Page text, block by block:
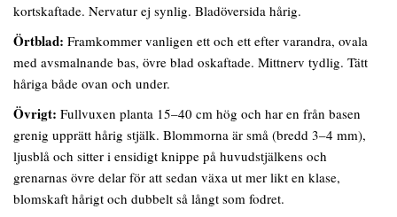
kortskaftade. Nervatur ej synlig. Bladöversida hårig.
Örtblad: Framkommer vanligen ett och ett efter varandra, ovala
med avsmalnande bas, övre blad oskaftade. Mittnerv tydlig. Tätt
håriga både ovan och under.
Övrigt: Fullvuxen planta 15–40 cm hög och har en från basen
grenig upprätt hårig stjälk. Blommorna är små (bredd 3–4 mm),
ljusblå och sitter i ensidigt knippe på huvudstjälkens och
grenarnas övre delar för att sedan växa ut mer likt en klase,
blomskaft hårigt och dubbelt så långt som fodret.